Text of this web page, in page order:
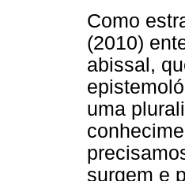
Como
(2010)
abissal,
uma
surgem e